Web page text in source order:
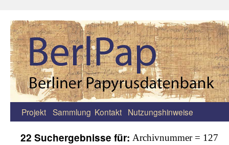
Zum
Projekt Sammlung Kontakt Nutzungshinweise
22 Suchergebnisse für: Archivnummer = 127